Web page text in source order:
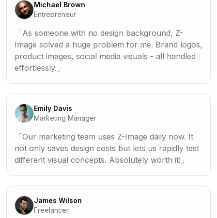
Michael Brown
Entrepreneur
As someone with no design background, Z-
Image solved a huge problem for me. Brand logos,
product images, social media visuals - all handled
effortlessly.
Emily Davis
Marketing Manager
Our marketing team uses Z-Image daily now. It
not only saves design costs but lets us rapidly test
different visual concepts. Absolutely worth it!
James Wilson
Freelancer